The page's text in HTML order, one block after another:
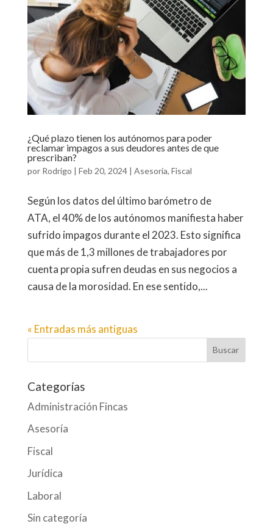
¿Qué plazo tienen los autónomos para poder
reclamar impagos a sus deudores antes de que
prescriban?
por Rodrigo | Feb 20, 2024| Asesoría, Fiscal
Según los datos del último barómetro de
ATA, el 40% de los autónomos manifiesta haber
sufrido impagos durante el 2023. Esto significa
que más de 1,3 millones de trabajadores por
cuenta propia sufren deudas en sus negocios a
causa de la morosidad. En ese sentido,...
« Entradas más antiguas
Categorías
Administración Fincas
Asesoría
Fiscal
Jurídica
Laboral
Sin categoría